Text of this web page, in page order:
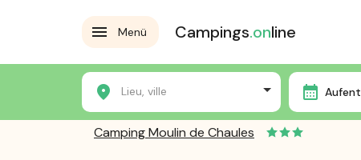
Menü Campings.online
Lieu, ville
Home Die Campingplätze Camping Moulin de
Camping Moulin de Chaules